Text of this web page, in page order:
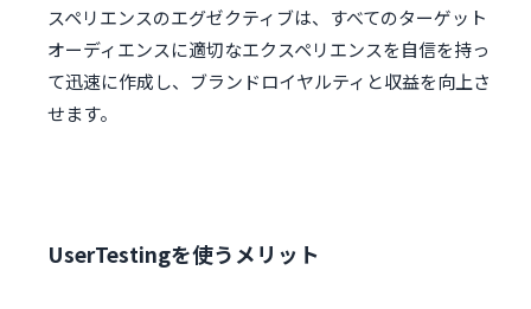
スペリエンスのエグゼクティブは、すべてのターゲット
オーディエンスに適切なエクスペリエンスを自信を持っ
て迅速に作成し、ブランドロイヤルティと収益を向上さ
せます。
UserTestingを使うメリット